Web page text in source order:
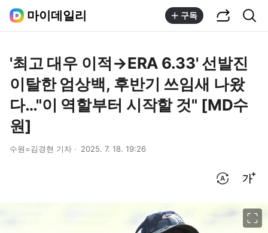
마이데일리 구독
'최고 대우 이적→ERA 6.33' 선발진
이탈한 엄상백, 후반기 쓰임새 나왔
다…"이 역할부터 시작할 것" [MD수
원]
수원=김경현 기자 2025. 7. 18. 19:26